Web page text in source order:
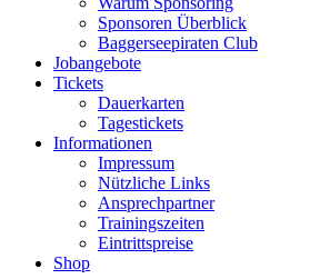
Sponsoren Überblick
Baggerseepiraten Club
Jobangebote
Tickets
Dauerkarten
Tagestickets
Informationen
Impressum
Nützliche Links
Ansprechpartner
Trainingszeiten
Eintrittspreise
Shop